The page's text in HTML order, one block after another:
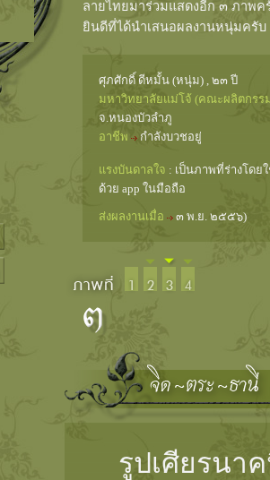
ลายไทยมาร่วมแสดงอีก ๓ ภาพค
ยินดีที่ได้นำเสนอผลงานหนุ่มครับ
ศุภศักดิ์ ดีหมั้น (หนุ่ม) , ๒๓ ปี
มหาวิทยาลัยแม่โจ้ (คณะผลิตกรร
จ.หนองบัวลำภู
อาชีพ
กำลังบวชอยู่
แรงบันดาลใจ : เป็นภาพที่ร่างโดย
ด้วย app ในมือถือ
ส่งผลงานเมื่อ ๓ พ.ย. ๒๕๕๖)
รูปเศียรนาค